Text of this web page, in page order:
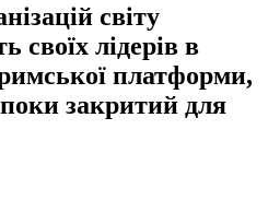
світу
своїх лідерів в
платформи,
закритий для